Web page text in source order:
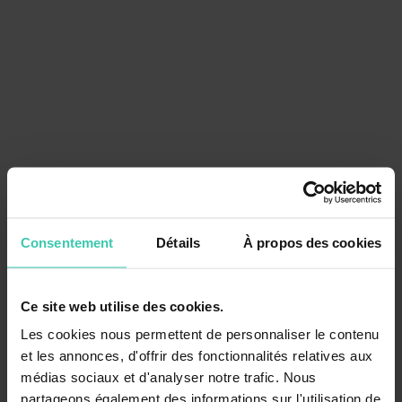
Consentement Détails À propos des cookies
Ce site web utilise des cookies.
Les cookies nous permettent de personnaliser le contenu
et les annonces, d'offrir des fonctionnalités relatives aux
médias sociaux et d'analyser notre trafic. Nous
partageons également des informations sur l'utilisation de
Exposition aux acteurs de la filière
charbon
Encours exposés
L’exposition aux acteurs de la filière charbon des sociétés de gestion
est calculée sur la base des montants investis dans des entreprises
minières et des énergéticiens qui produisent de l’électricité à partir
du charbon, répertoriées dans laGCEL. Les financements auprès